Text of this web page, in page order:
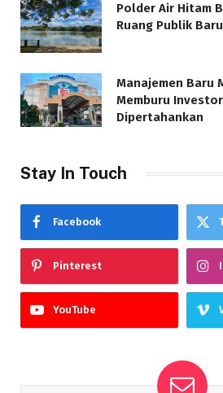
Polder Air Hitam
Ruang Publik
Manajemen Baru
Memburu
Dipertahankan
Stay In Touch
Facebook
Pinterest
YouTube